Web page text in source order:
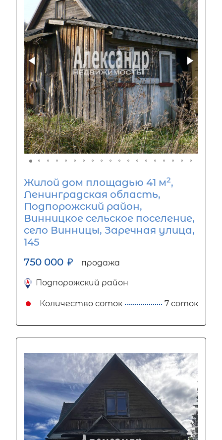
Жилой дом площадью 41 м2,
Ленинградская область,
Подпорожский район,
Винницкое сельское поселение,
село Винницы, Заречная улица,
145
750 000 ₽ продажа
Подпорожский район
Количество соток 7 соток